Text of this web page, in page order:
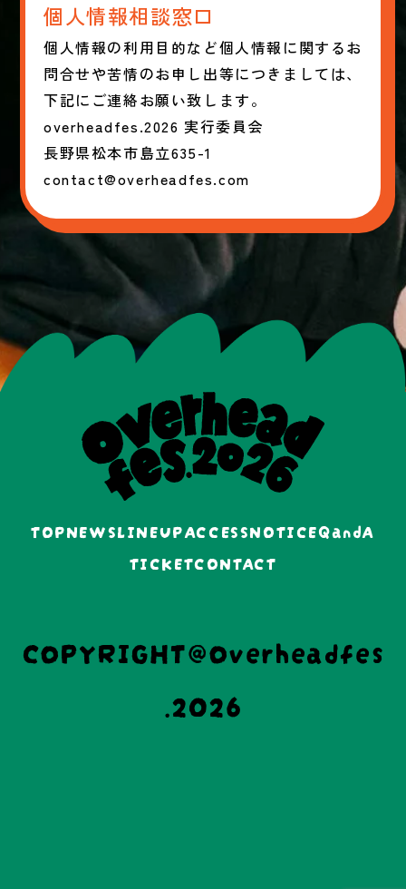
個人情報相談窓口
個人情報の利用目的など個人情報に関するお
問合せや苦情のお申し出等につきましては、
下記にご連絡お願い致します。
overheadfes.2026 実行委員会
長野県松本市島立635-1
contact@overheadfes.com
TOPNEWSLINEUPACCESSNOTICEQandA
TICKETCONTACT
COPYRIGHT@Overheadfes
.2026